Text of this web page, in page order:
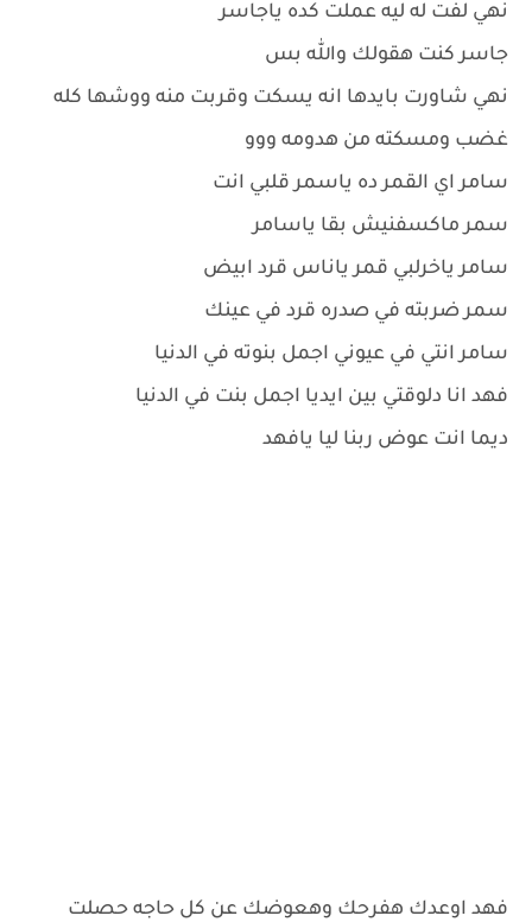
نهي لفت له ليه عملت كده ياجاسر
جاسر كنت هقولك والله بس
نهي شاورت بايدها انه يسكت وقربت منه ووشها كله
غضب ومسكته من هدومه ووو
سامر اي القمر ده ياسمر قلبي انت
سمر ماكسفنيش بقا ياسامر
سامر ياخرلبي قمر ياناس قرد ابيض
سمر ضربته في صدره قرد في عينك
سامر انتي في عيوني اجمل بنوته في الدنيا
فهد انا دلوقتي بين ايديا اجمل بنت في الدنيا
ديما انت عوض ربنا ليا يافهد
فهد اوعدك هفرحك وهعوضك عن كل حاجه حصلت